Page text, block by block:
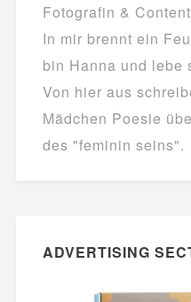
Fotografin &
In mir brennt ein
bin Hanna und lebe
Von hier aus
Mädchen Poesie
des "feminin seins".
ADVERTISING